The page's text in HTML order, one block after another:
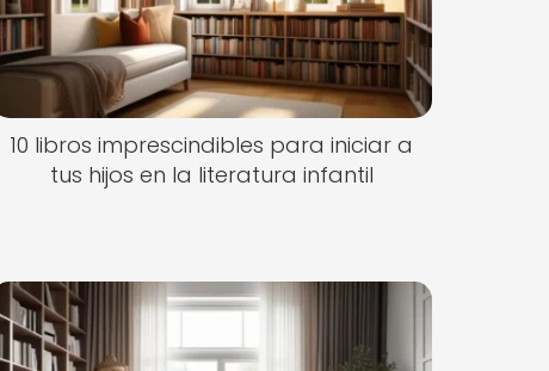
10 libros imprescindibles para iniciar a
tus hijos en la literatura infantil